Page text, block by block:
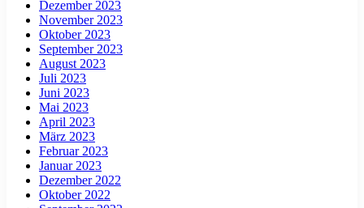
Dezember 2023
November 2023
Oktober 2023
September 2023
August 2023
Juli 2023
Juni 2023
Mai 2023
April 2023
März 2023
Februar 2023
Januar 2023
Dezember 2022
Oktober 2022